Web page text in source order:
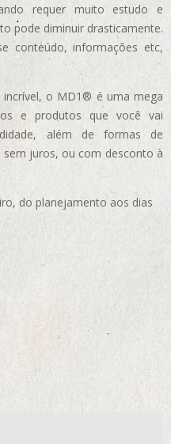
requer muito estudo e
pode diminuir drasticamente.
conteúdo, informações etc,
incrível, o MD1® é uma mega
e produtos que você vai
além de formas de
juros, ou com desconto à
do planejamento aos dias